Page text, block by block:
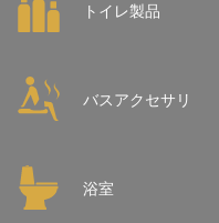
トイレ製品
バスアクセサリ
浴室